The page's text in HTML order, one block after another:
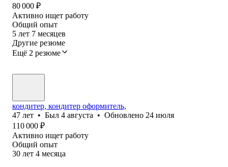
80 000 ₽
Активно ищет работу
Общий опыт
5 лет 7 месяцев
Другие резюме
Ещё 2 резюме
кондитер, кондитер оформитель,
47 лет • Был 4 августа • Обновлено 24 июля
110 000 ₽
Активно ищет работу
Общий опыт
30 лет 4 месяца